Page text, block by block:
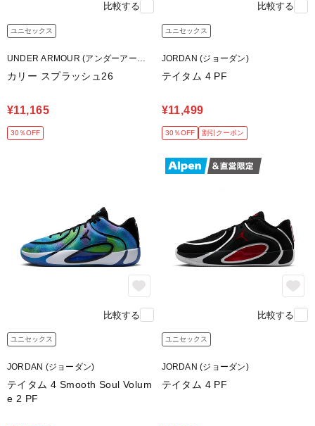
比較する
ユニセックス
UNDER ARMOUR (アンダーアーマ
カリー スプラッシュ26
¥11,165
30％OFF
比較する
ユニセックス
JORDAN (ジョーダン)
テイタム 4 PF
¥11,499
30％OFF 割引クーポン
比較する
ユニセックス
JORDAN (ジョーダン)
テイタム 4 Smooth Soul Volum
e 2 PF
比較する
ユニセックス
JORDAN (ジョーダン)
テイタム 4 PF